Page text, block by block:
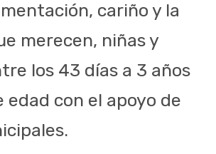
cariño y la
merecen, niñas y
los 43 días a 3 años
edad con el apoyo de